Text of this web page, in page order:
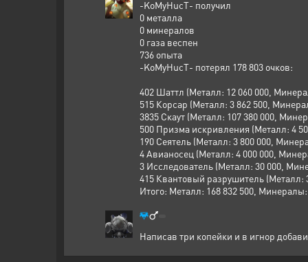
-KoMyHucT- получил
0 металла
0 минералов
0 газа веспен
736 опыта
-KoMyHucT- потерял 178 803 очков:
402 Шаттл (Металл: 12 060 000,
515 Корсар (Металл: 3 862 500,
3835 Скаут (Металл: 107 380 000,
500 Призма искривления (Металл: 4
190 Сеятель (Металл: 3 800 000,
4 Авианосец (Металл: 4 000 000,
3 Исследователь (Металл: 30 000,
415 Квантовый разрушитель (Металл:
Итого: Металл: 168 832 500,
Написав три копейки и в игнор